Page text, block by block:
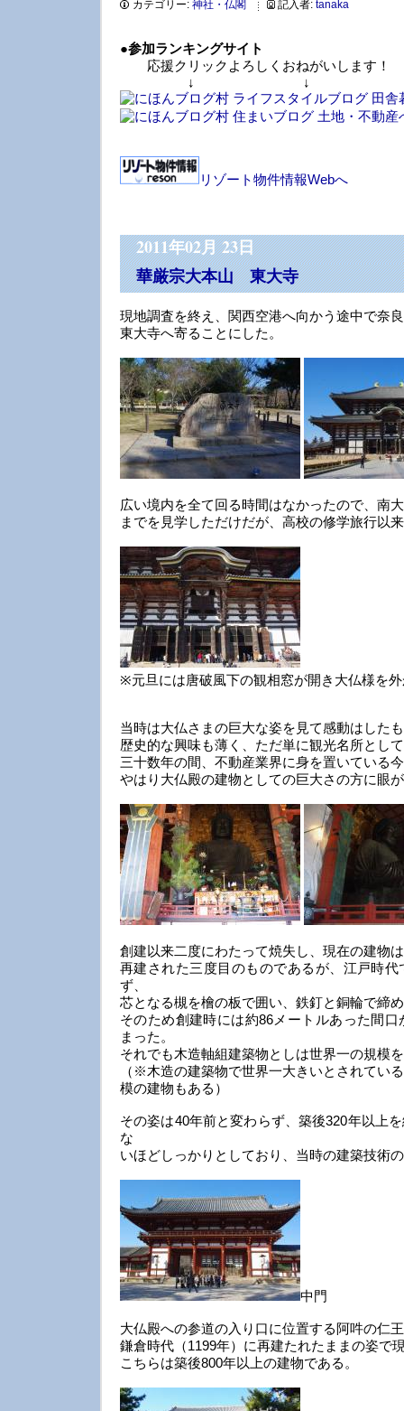
カテゴリー: 神社・仏閣 記入者: tanaka
●参加ランキングサイト
応援クリックよろしくおねがいします！
↓ ↓
リゾート物件情報Webへ
2011年02月 23日
華厳宗大本山 東大寺
現地調査を終え、関西空港へ向かう途中で奈
東大寺へ寄ることにした。
広い境内を全て回る時間はなかったので、南
までを見学しただけだが、高校の修学旅行以
※元旦には唐破風下の観相窓が開き大仏様を
当時は大仏さまの巨大な姿を見て感動はした
歴史的な興味も薄く、ただ単に観光名所とし
三十数年の間、不動産業界に身を置いている
やはり大仏殿の建物としての巨大さの方に眼
創建以来二度にわたって焼失し、現在の建物
再建された三度目のものであるが、江戸時
ず、
芯となる槻を檜の板で囲い、鉄釘と銅輪で締
そのため創建時には約86メートルあった間
まった。
それでも木造軸組建築物としは世界一の規模
（※木造の建築物で世界一大きいとされてい
模の建物もある）
その姿は40年前と変わらず、築後320年以上
な
いほどしっかりとしており、当時の建築技術
中門
大仏殿への参道の入り口に位置する阿吽の仁
鎌倉時代（1199年）に再建たれたままの姿で
こちらは築後800年以上の建物である。